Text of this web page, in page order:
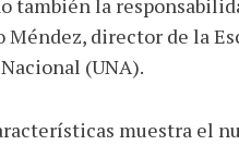
también la
director de la
(UNA).
muestra el